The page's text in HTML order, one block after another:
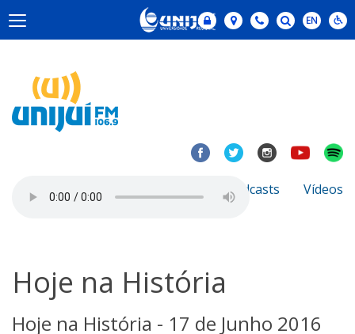
Notícias Podcasts Vídeos
Hoje na História
Hoje na História - 17 de Junho 2016